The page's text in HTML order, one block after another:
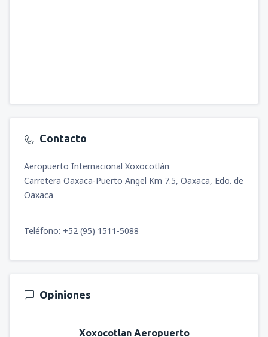
Contacto
Aeropuerto Internacional Xoxocotlán
Carretera Oaxaca-Puerto Angel Km 7.5, Oaxaca, Edo. de
Oaxaca
Teléfono: +52 (95) 1511-5088
Opiniones
Xoxocotlan Aeropuerto